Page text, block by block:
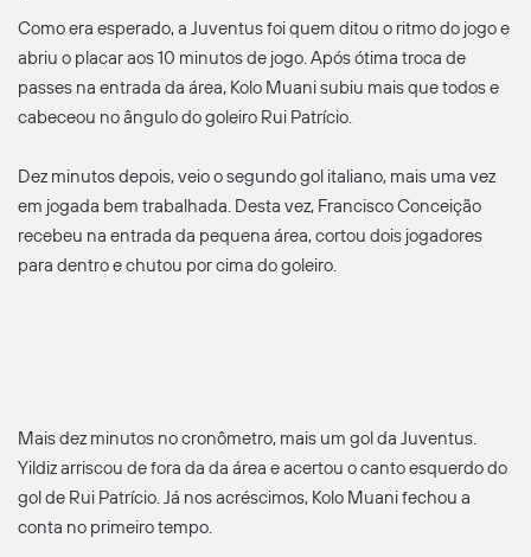
Como era esperado, a Juventus foi quem ditou o ritmo do jogo e
abriu o placar aos 10 minutos de jogo. Após ótima troca de
passes na entrada da área, Kolo Muani subiu mais que todos e
cabeceou no ângulo do goleiro Rui Patrício.
Dez minutos depois, veio o segundo gol italiano, mais uma vez
em jogada bem trabalhada. Desta vez, Francisco Conceição
recebeu na entrada da pequena área, cortou dois jogadores
para dentro e chutou por cima do goleiro.
Mais dez minutos no cronômetro, mais um gol da Juventus.
Yildiz arriscou de fora da da área e acertou o canto esquerdo do
gol de Rui Patrício. Já nos acréscimos, Kolo Muani fechou a
conta no primeiro tempo.